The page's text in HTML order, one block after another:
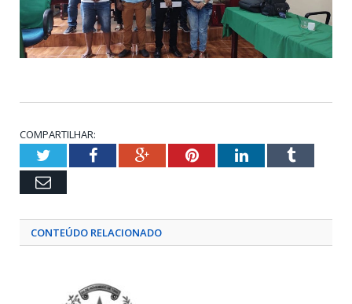
COMPARTILHAR:
TwitterFacebookGoogle+PinterestLinkedInTumblr
Email
CONTEÚDO RELACIONADO